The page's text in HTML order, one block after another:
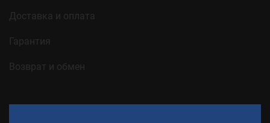
Доставка и оплата
Гарантия
Возврат и обмен